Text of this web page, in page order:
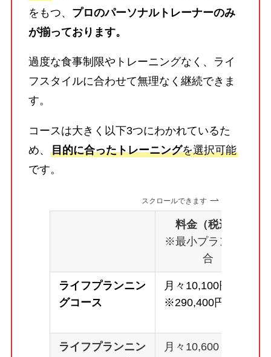
をもつ、 プロのパーソナルトレーナーのみ
が揃っております。
過度な食事制限やトレーニングなく、ライ
フスタイルに合わせて無理なく継続できま
す。
コースは大きく以下3つにわかれているた
め、 目的に合ったトレーニングを選択可能
です。
スクロールできます
料金（税込）
※最小プランの場
合
ライフプランニン
グコース
月々10,100円～
※290,400円
ライフプランニン
月々10,600～